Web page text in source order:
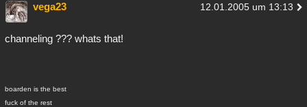
vega23 12.01.2005 um 13:13
channeling ??? whats that!
boarden is the best
fuck of the rest